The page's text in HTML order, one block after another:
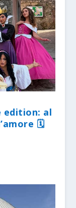
edition: al
🗓